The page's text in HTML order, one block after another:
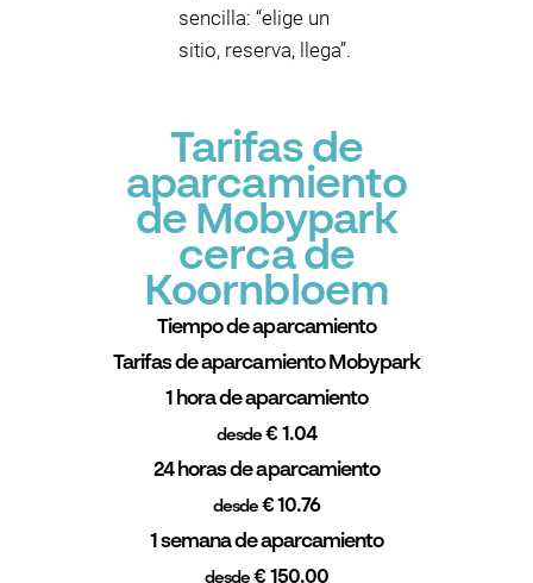
sencilla: “elige un
sitio, reserva, llega”.
Tarifas de
aparcamiento
de Mobypark
cerca de
Koornbloem
Tiempo de aparcamiento
Tarifas de aparcamiento Mobypark
1 hora de aparcamiento
desde € 1.04
24 horas de aparcamiento
desde€ 10.76
1 semana de aparcamiento
desde € 150.00